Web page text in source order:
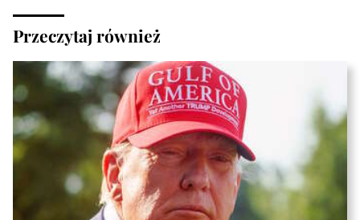
Przeczytaj również